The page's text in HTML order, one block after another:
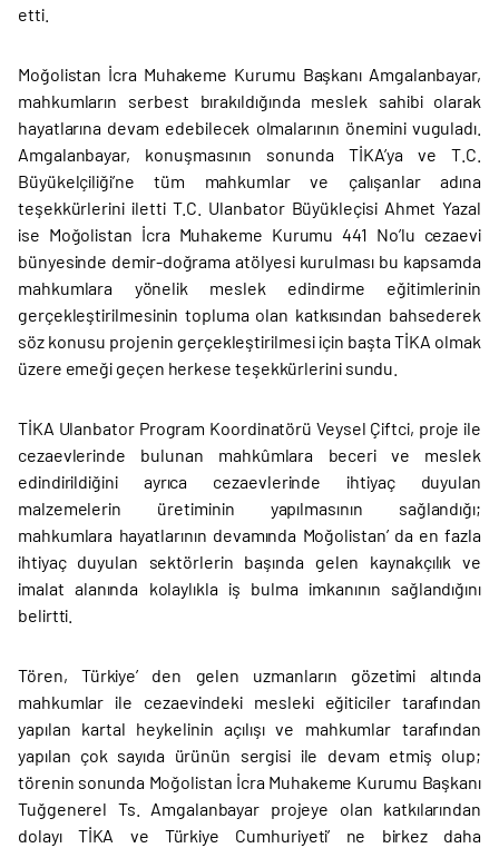
etti.
Moğolistan İcra Muhakeme Kurumu Başkanı Amgalanbayar,
mahkumların serbest bırakıldığında meslek sahibi olarak
hayatlarına devam edebilecek olmalarının önemini vuguladı.
Amgalanbayar, konuşmasının sonunda TİKA’ya ve T.C.
Büyükelçiliği’ne tüm mahkumlar ve çalışanlar adına
teşekkürlerini iletti T.C. Ulanbator Büyükleçisi Ahmet Yazal
ise Moğolistan İcra Muhakeme Kurumu 441 No’lu cezaevi
bünyesinde demir-doğrama atölyesi kurulması bu kapsamda
mahkumlara yönelik meslek edindirme eğitimlerinin
gerçekleştirilmesinin topluma olan katkısından bahsederek
söz konusu projenin gerçekleştirilmesi için başta TİKA olmak
üzere emeği geçen herkese teşekkürlerini sundu.
TİKA Ulanbator Program Koordinatörü Veysel Çiftci, proje ile
cezaevlerinde bulunan mahkûmlara beceri ve meslek
edindirildiğini ayrıca cezaevlerinde ihtiyaç duyulan
malzemelerin üretiminin yapılmasının sağlandığı;
mahkumlara hayatlarının devamında Moğolistan’ da en fazla
ihtiyaç duyulan sektörlerin başında gelen kaynakçılık ve
imalat alanında kolaylıkla iş bulma imkanının sağlandığını
belirtti.
Tören, Türkiye’ den gelen uzmanların gözetimi altında
mahkumlar ile cezaevindeki mesleki eğiticiler tarafından
yapılan kartal heykelinin açılışı ve mahkumlar tarafından
yapılan çok sayıda ürünün sergisi ile devam etmiş olup;
törenin sonunda Moğolistan İcra Muhakeme Kurumu Başkanı
Tuğgenerel Ts. Amgalanbayar projeye olan katkılarından
dolayı TİKA ve Türkiye Cumhuriyeti’ ne birkez daha